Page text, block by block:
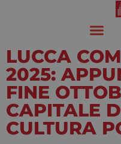
LUCCA
2025:
FINE
CAPITALE
CULTURA